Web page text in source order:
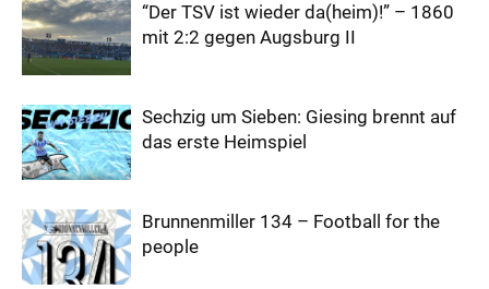
“Der TSV ist wieder da(heim)!” – 1860
mit 2:2 gegen Augsburg II
Sechzig um Sieben: Giesing brennt auf
das erste Heimspiel
Brunnenmiller 134 – Football for the
people